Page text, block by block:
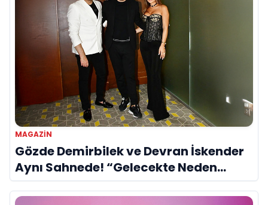
MAGAZIN
Gözde Demirbilek ve Devran İskender
Aynı Sahnede! “Gelecekte Neden
Olmasın?”